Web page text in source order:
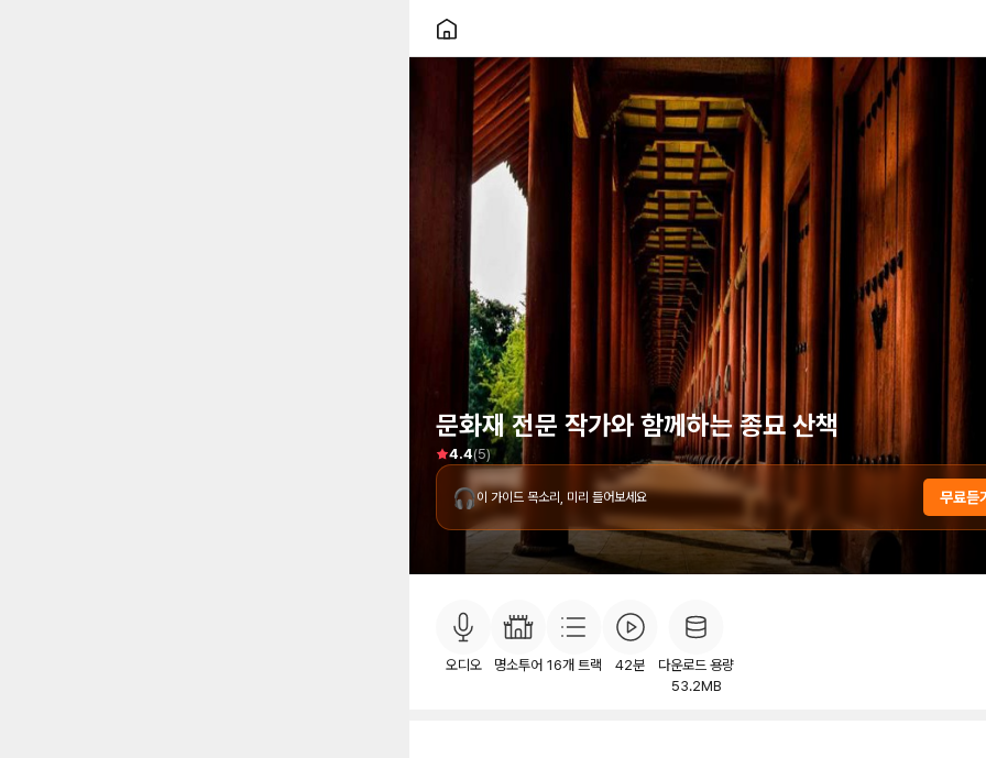
문화재 전문 작가와 함께하는 종묘 산책
4.4(5)
🎧이 가이드 목소리, 미리 들어보세요 무료듣
오디오 명소투어 16개 트랙 42분
다운로드 용량
53.2MB